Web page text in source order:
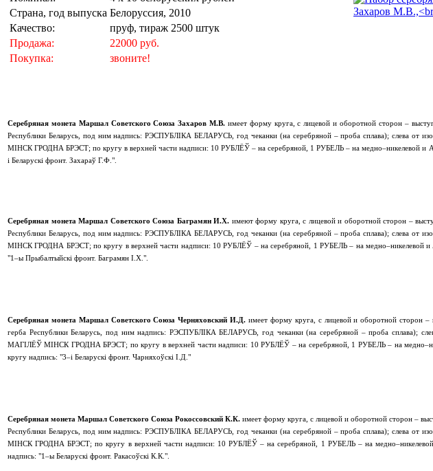
Страна, год выпуска Белоруссия, 2010
Качество:
пруф, тираж 2500 штук
Продажа:
22000 руб.
Покупка:
звоните!
Серебряная монета Маршал Советского Союза Захаров М.В. имеет форму круга, с лицевой и оборотной сторон –
Республики Беларусь, под ним надпись: РЭСПУБЛIКА БЕЛАРУСЬ, год чеканки (на серебряной – проба сплава); слева от
МІНСК ГРОДНА БРЭСТ; по кругу в верхней части надписи: 10 РУБЛЁЎ – на серебряной, 1 РУБЕЛЬ – на медно–никелевой и
i Беларускi фронт. Захараў Г.Ф.".
Серебряная монета Маршал Советского Союза Баграмян И.Х. имеют форму круга, с лицевой и оборотной сторон –
Республики Беларусь, под ним надпись: РЭСПУБЛIКА БЕЛАРУСЬ, год чеканки (на серебряной – проба сплава); слева от
МІНСК ГРОДНА БРЭСТ; по кругу в верхней части надписи: 10 РУБЛЁЎ – на серебряной, 1 РУБЕЛЬ – на медно–никелевой
"1–ы Прыбалтыйскi фронт. Баграмян I.Х.".
Серебряная монета Маршал Советского Союза Черняховский И.Д. имеет форму круга, с лицевой и оборотной сторон –
герба Республики Беларусь, под ним надпись: РЭСПУБЛIКА БЕЛАРУСЬ, год чеканки (на серебряной – проба сплава);
МАГІЛЁЎ МІНСК ГРОДНА БРЭСТ; по кругу в верхней части надписи: 10 РУБЛЁЎ – на серебряной, 1 РУБЕЛЬ – на
кругу надпись: "3–i Беларускi фронт. Чарняхоўскi I.Д."
Серебряная монета Маршал Советского Союза Рокоссовский К.К. имеет форму круга, с лицевой и оборотной сторон –
Республики Беларусь, под ним надпись: РЭСПУБЛIКА БЕЛАРУСЬ, год чеканки (на серебряной – проба сплава); слева от
МІНСК ГРОДНА БРЭСТ; по кругу в верхней части надписи: 10 РУБЛЁЎ – на серебряной, 1 РУБЕЛЬ – на
надпись: "1–ы Беларускi фронт. Ракасоўскi К.К.".